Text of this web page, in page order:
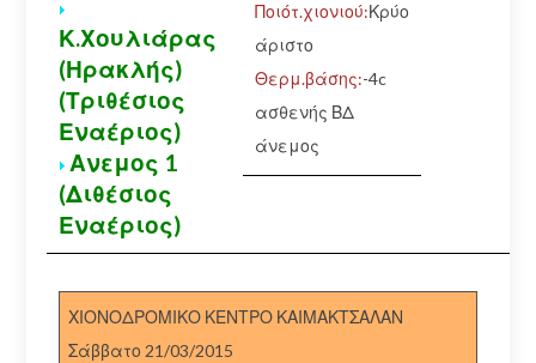
Κ.Χουλιάρας
(Ηρακλής)
(Τριθέσιος
Εναέριος)
Ανεμος 1
(Διθέσιος
Εναέριος)
Ποιότ.χιονιού:Κρύο
άριστο
Θερμ.βάσης:-4c
ασθενής ΒΔ
άνεμος
ΧΙΟΝΟΔΡΟΜΙΚΟ ΚΕΝΤΡΟ ΚΑΙΜΑΚΤΣΑΛΑΝ
Σάββατο 21/03/2015